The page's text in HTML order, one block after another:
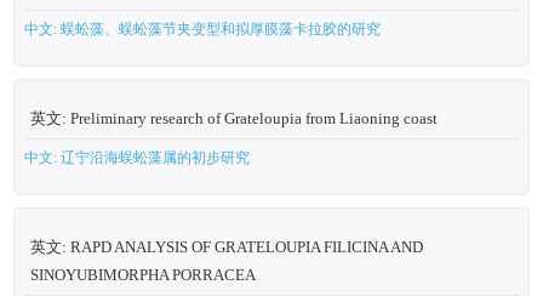
中文: 蜈蚣藻、蜈蚣藻节夹变型和拟厚膜藻卡拉胶的研究
英文: Preliminary research of Grateloupia from Liaoning coast
中文: 辽宁沿海蜈蚣藻属的初步研究
英文: RAPD ANALYSIS OF GRATELOUPIA FILICINA AND
SINOYUBIMORPHA PORRACEA